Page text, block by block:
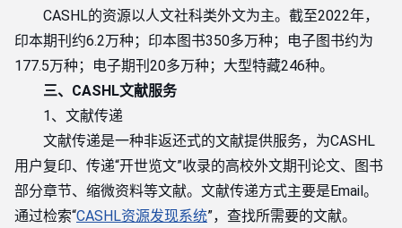
CASHL的资源以人文社科类外文为主。截至2022年，
印本期刊约6.2万种；印本图书350多万种；电子图书约为
177.5万种；电子期刊20多万种；大型特藏246种。
三、CASHL文献服务
1、文献传递
文献传递是一种非返还式的文献提供服务，为CASHL
用户复印、传递“开世览文”收录的高校外文期刊论文、图书
部分章节、缩微资料等文献。文献传递方式主要是Email。
通过检索“CASHL资源发现系统”，查找所需要的文献。